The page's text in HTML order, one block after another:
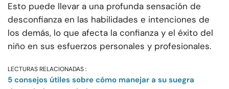
Esto puede llevar a una profunda sensación de
desconfianza en las habilidades e intenciones de
los demás, lo que afecta la confianza y el éxito del
niño en sus esfuerzos personales y profesionales.
LECTURAS RELACIONADAS :
5 consejos útiles sobre cómo manejar a su suegra